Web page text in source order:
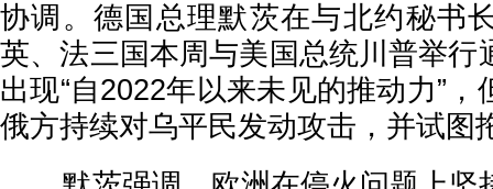
协调。德国总理默茨在与北约秘书
英、法三国本周与美国总统川普举行
出现“自2022年以来未见的推动力”
俄方持续对乌平民发动攻击，并试图